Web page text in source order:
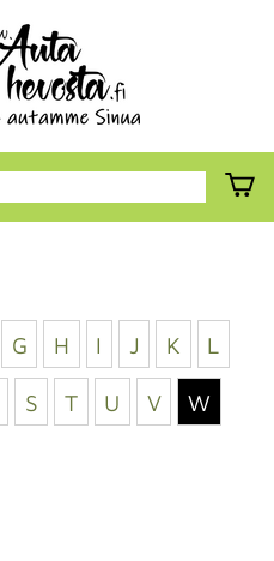
G H I J K L
S T U V W